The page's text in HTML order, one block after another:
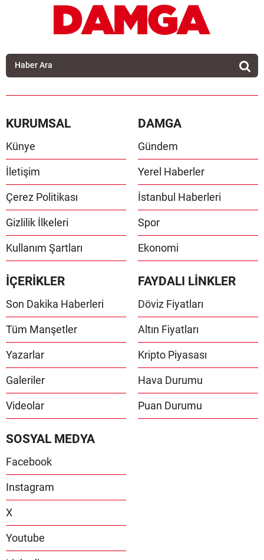
KURUMSAL
Künye
İletişim
Çerez Politikası
Gizlilik İlkeleri
Kullanım Şartları
DAMGA
Gündem
Yerel Haberler
İstanbul Haberleri
Spor
Ekonomi
İÇERİKLER
Son Dakika Haberleri
Tüm Manşetler
Yazarlar
Galeriler
Videolar
FAYDALI LİNKLER
Döviz Fiyatları
Altın Fiyatları
Kripto Piyasası
Hava Durumu
Puan Durumu
SOSYAL MEDYA
Facebook
Instagram
X
Youtube